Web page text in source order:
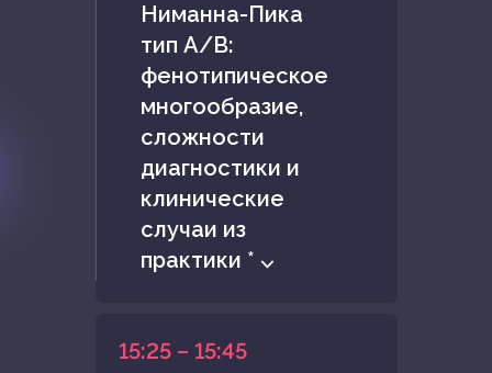
Ниманна-Пика
тип А/В:
фенотипическое
многообразие,
сложности
диагностики и
клинические
случаи из
практики * ⌵
15:25 – 15:45